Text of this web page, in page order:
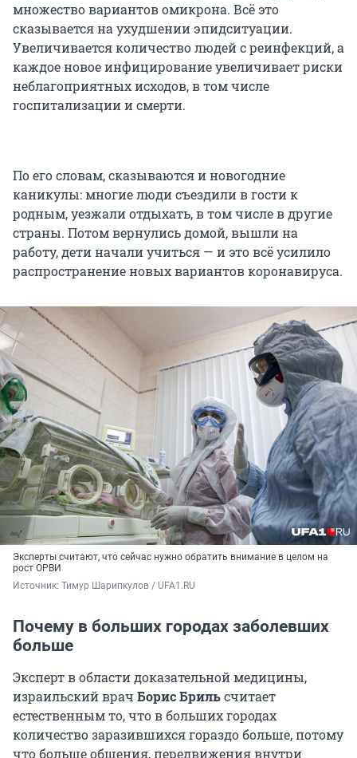
множество вариантов омикрона. Всё это
сказывается на ухудшении эпидситуации.
Увеличивается количество людей с реинфекций, а
каждое новое инфицирование увеличивает риски
неблагоприятных исходов, в том числе
госпитализации и смерти.
По его словам, сказываются и новогодние
каникулы: многие люди съездили в гости к
родным, уезжали отдыхать, в том числе в другие
страны. Потом вернулись домой, вышли на
работу, дети начали учиться — и это всё усилило
распространение новых вариантов коронавируса.
Эксперты считают, что сейчас нужно обратить внимание в целом на
рост ОРВИ
Источник: Тимур Шарипкулов / UFA1.RU
Почему в больших городах заболевших
больше
Эксперт в области доказательной медицины,
израильский врач Борис Брильсчитает
естественным то, что в больших городах
количество заразившихся гораздо больше, потому
что больше общения, передвижения внутри